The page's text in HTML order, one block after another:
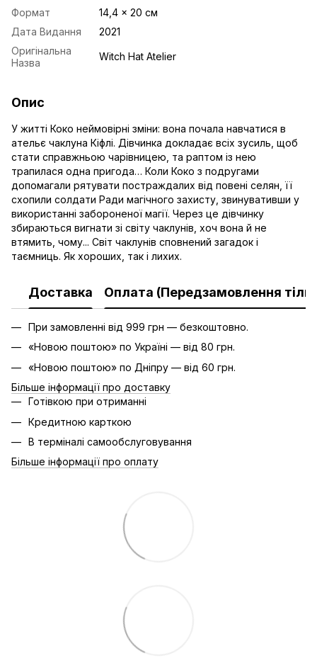
Формат
14,4 x 20 cм
Дата Видання
2021
Оригінальна
Назва
Witch Hat Atelier
Опис
У житті Коко неймовірні зміни: вона почала навчатися в
ательє чаклуна Кіфлі. Дівчинка докладає всіх зусиль, щоб
стати справжньою чарівницею, та раптом із нею
трапилася одна пригода… Коли Коко з подругами
допомагали рятувати постраждалих від повені селян, її
схопили солдати Ради магічного захисту, звинувативши у
використанні забороненої магії. Через це дівчинку
збираються вигнати зі світу чаклунів, хоч вона й не
втямить, чому... Світ чаклунів сповнений загадок і
таємниць. Як хороших, так і лихих.
Доставка Оплата (Передзамовлення
При замовленні від 999 грн — безкоштовно.
«Новою поштою» по Україні — від 80 грн.
«Новою поштою» по Дніпру — від 60 грн.
Більше інформації про доставку
Готівкою при отриманні
Кредитною карткою
В терміналі самообслуговування
Більше інформації про оплату